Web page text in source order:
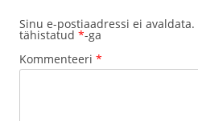
Sinu e-postiaadressi ei avaldata.
tähistatud *-ga
Kommenteeri *